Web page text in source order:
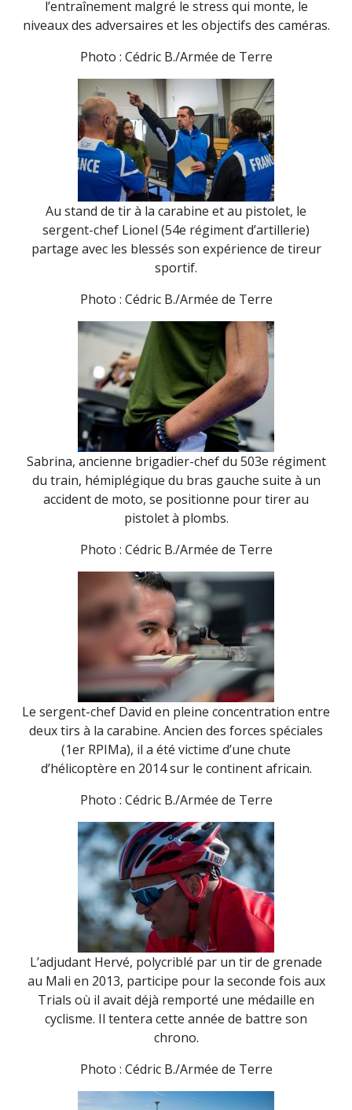
l’entraînement malgré le stress qui monte, le
niveaux des adversaires et les objectifs des caméras.
Photo : Cédric B./Armée de Terre
Au stand de tir à la carabine et au pistolet, le
sergent-chef Lionel (54e régiment d’artillerie)
partage avec les blessés son expérience de tireur
sportif.
Photo : Cédric B./Armée de Terre
Sabrina, ancienne brigadier-chef du 503e régiment
du train, hémiplégique du bras gauche suite à un
accident de moto, se positionne pour tirer au
pistolet à plombs.
Photo : Cédric B./Armée de Terre
Le sergent-chef David en pleine concentration entre
deux tirs à la carabine. Ancien des forces spéciales
(1er RPIMa), il a été victime d’une chute
d’hélicoptère en 2014 sur le continent africain.
Photo : Cédric B./Armée de Terre
L’adjudant Hervé, polycriblé par un tir de grenade
au Mali en 2013, participe pour la seconde fois aux
Trials où il avait déjà remporté une médaille en
cyclisme. Il tentera cette année de battre son
chrono.
Photo : Cédric B./Armée de Terre